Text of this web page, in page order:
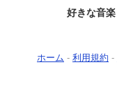
好きな音楽
ホーム - 利用規約 -